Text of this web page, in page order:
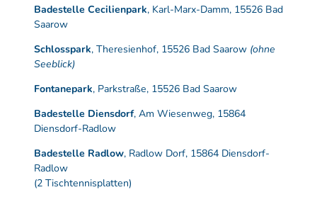
Badestelle Cecilienpark, Karl-Marx-Damm, 15526 Bad
Saarow
Schlosspark, Theresienhof, 15526 Bad Saarow (ohne
Seeblick)
Fontanepark, Parkstraße, 15526 Bad Saarow
Badestelle Diensdorf, Am Wiesenweg, 15864
Diensdorf-Radlow
Badestelle Radlow, Radlow Dorf, 15864 Diensdorf-
Radlow
(2 Tischtennisplatten)